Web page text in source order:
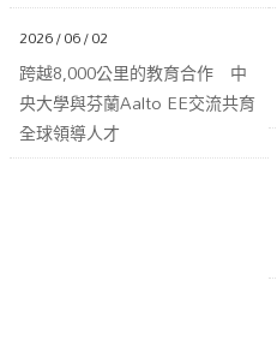
2026 / 06 / 02
跨越8,000公里的教育合作 中
央大學與芬蘭Aalto EE交流共育
全球領導人才